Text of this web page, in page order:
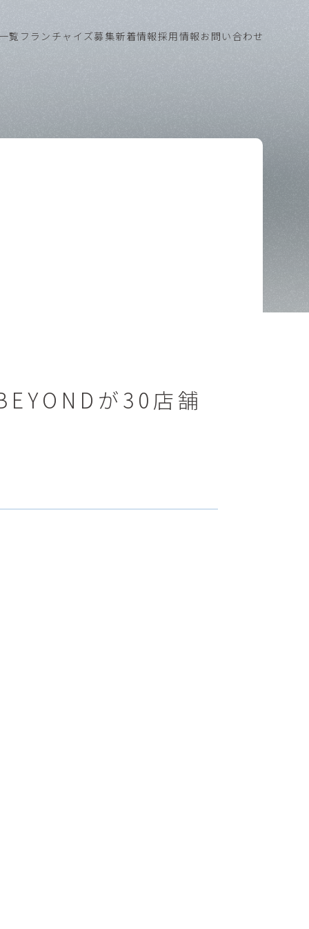
覧 フランチャイズ募集新着情報採用情報 お問い合わせ
が30店舗